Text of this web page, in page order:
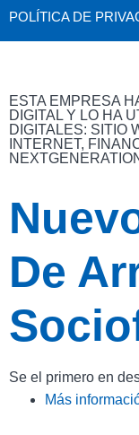
POLÍTICA DE
ESTA EMPRESA
DIGITAL Y LO HA
DIGITALES: SITIO
INTERNET,
De
Se el primero en
Más